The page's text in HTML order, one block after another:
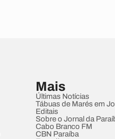
Mais
Últimas Notícias
Tábuas de Marés em
Editais
Sobre o Jornal da
Cabo Branco FM
CBN Paraíba